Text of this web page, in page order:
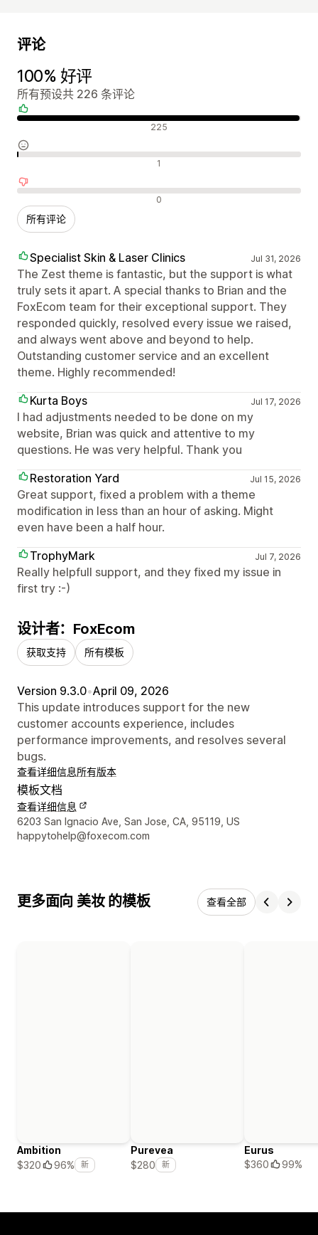
评论
100% 好评
所有预设共 226 条评论
好评 225
中评 1
差评 0
所有评论
Specialist Skin & Laser Clinics Jul 31, 2026
The Zest theme is fantastic, but the support is what
truly sets it apart. A special thanks to Brian and the
FoxEcom team for their exceptional support. They
responded quickly, resolved every issue we raised,
and always went above and beyond to help.
Outstanding customer service and an excellent
theme. Highly recommended!
Kurta Boys
Jul 17, 2026
I had adjustments needed to be done on my
website, Brian was quick and attentive to my
questions. He was very helpful. Thank you
Restoration Yard
Jul 15, 2026
Great support, fixed a problem with a theme
modification in less than an hour of asking. Might
even have been a half hour.
TrophyMark
Jul 7, 2026
Really helpfull support, and they fixed my issue in
first try :-)
设计者：FoxEcom
获取支持 所有模板
Version 9.3.0•April 09, 2026
This update introduces support for the new
customer accounts experience, includes
performance improvements, and resolves several
bugs.
查看详细信息所有版本
模板文档
查看详细信息
设计师联系方式
6203 San Ignacio Ave, San Jose, CA, 95119, US
happytohelp@foxecom.com
更多面向 美妆 的模板 查看全部
Ambition
$320
96% 新
Purevea
$280
新
Eurus
$360
99%